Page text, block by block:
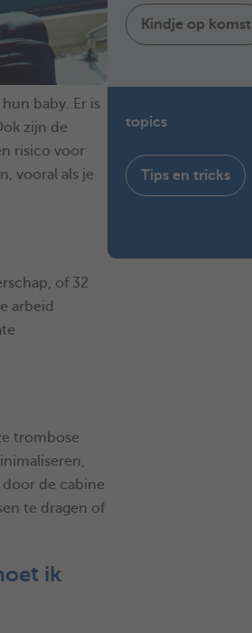
baby. Er is
zijn de
risico voor
vooral als je
of 32
arbeid
trombose
de cabine
te dragen of
ik
Kindje op komst
topics
Tips en tricks